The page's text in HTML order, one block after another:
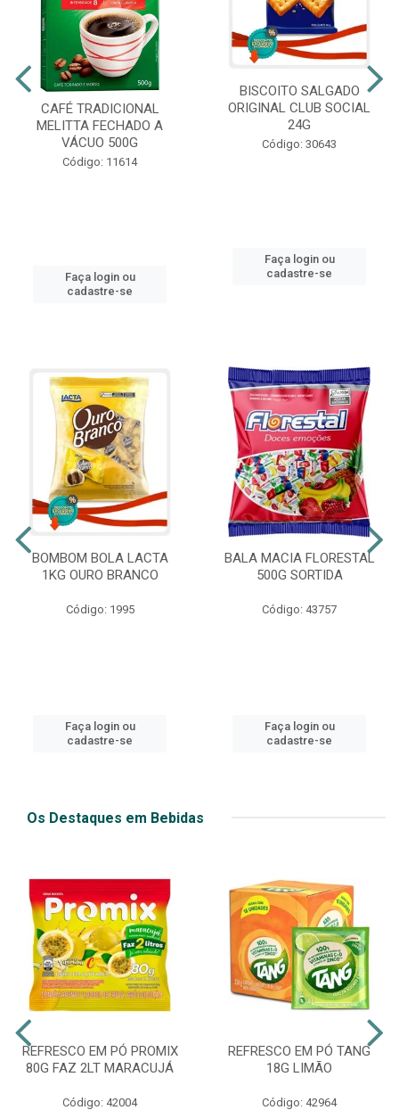
CAFÉ TRADICIONAL
MELITTA FECHADO A
VÁCUO 500G
Código: 11614
Faça login ou
cadastre-se
BISCOITO SALGADO
ORIGINAL CLUB SOCIAL
24G
Código: 30643
Faça login ou
cadastre-se
BOMBOM BOLA LACTA
1KG OURO BRANCO
Código: 1995
Faça login ou
cadastre-se
BALA MACIA FLORESTAL
500G SORTIDA
Código: 43757
Faça login ou
cadastre-se
Os Destaques em Bebidas
REFRESCO EM PÓ PROMIX
80G FAZ 2LT MARACUJÁ
Código: 42004
REFRESCO EM PÓ TANG
18G LIMÃO
Código: 42964